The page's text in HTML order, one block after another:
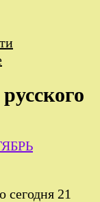
сегодня 21